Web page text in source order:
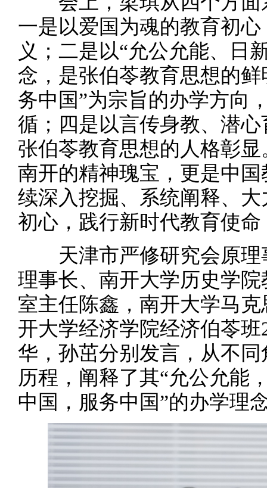
一是以爱国为魂的教育初
义；二是以“允公允能、日
念，是张伯苓教育思想的
务中国”为宗旨的办学方向
循；四是以言传身教、潜
张伯苓教育思想的人格彰
南开的精神瑰宝，更是中
续深入挖掘、系统阐释、
初心，践行新时代教育使
天津市严修研究会原理
理事长、南开大学历史学
室主任陈鑫，南开大学马
开大学经济学院经济伯苓
华，孙茁分别发言，从不
历程，阐释了其“允公允能
中国，服务中国”的办学理